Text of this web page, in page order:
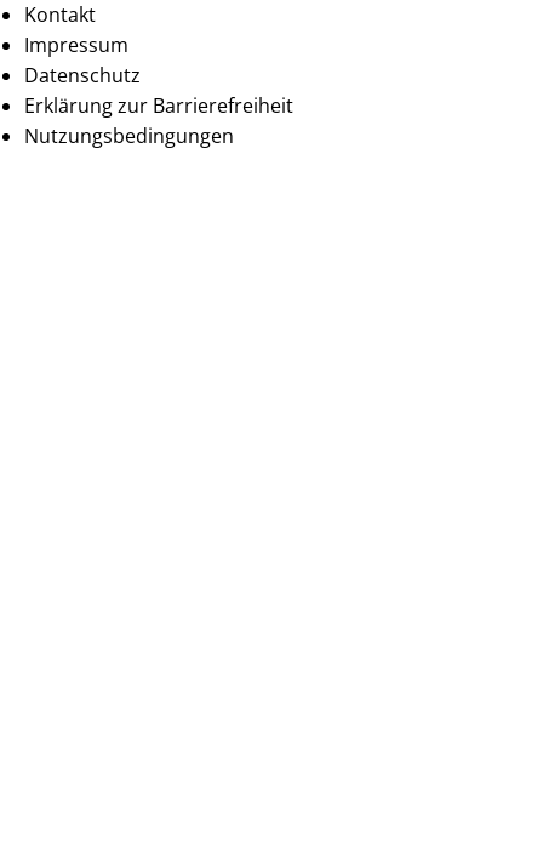
Kontakt
Impressum
Datenschutz
Erklärung zur Barrierefreiheit
Nutzungsbedingungen